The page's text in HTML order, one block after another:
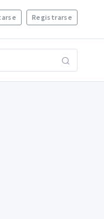
Registrarse